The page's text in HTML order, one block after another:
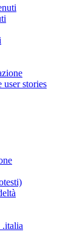
user stories
.italia